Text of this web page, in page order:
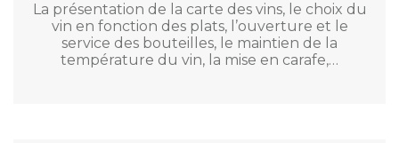
La présentation de la carte des vins, le choix du
vin en fonction des plats, l’ouverture et le
service des bouteilles, le maintien de la
température du vin, la mise en carafe,…